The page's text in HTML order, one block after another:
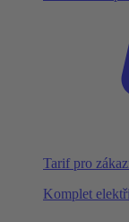
Tarif pro
Komplet